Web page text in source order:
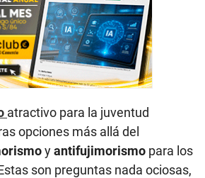
atractivo para la juventud
opciones más allá del
yantifujimorismo para los
son preguntas nada ociosas,